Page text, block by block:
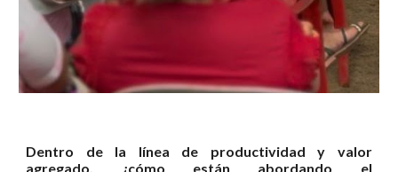
Dentro de la línea de productividad y valor
agregado, ¿cómo están abordando el